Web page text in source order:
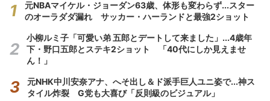
元NBAマイケル・ジョーダン63歳、体形も変わらず...スター
のオーラダダ漏れ サッカー・ハーランドと最強2ショット
小柳ルミ子「可愛い弟 五郎とデートして来ました」...4歳年
下・野口五郎とステキ2ショット 「40代にしか見えませ
ん！」
元NHK中川安奈アナ、へそ出し＆ド派手巨人ユニ姿で...神ス
タイル炸裂 G党も大喜び「反則級のビジュアル」